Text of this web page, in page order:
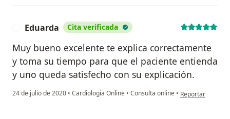
Eduarda Cita verificada
Muy bueno excelente te explica correctamente
y toma su tiempo para que el paciente entienda
y uno queda satisfecho con su explicación.
24 de julio de 2020 • Cardiología Online • Consulta online • en opinión del
Reportar